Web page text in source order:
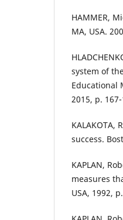
HAMMER,
MA, USA.
system of
Educational
2015, p.
KALAKOTA,
success.
KAPLAN,
measures
USA, 1992,